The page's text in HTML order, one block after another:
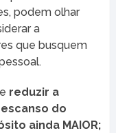
podem olhar
a
que busquem
reduzir a
do
ainda MAIOR;